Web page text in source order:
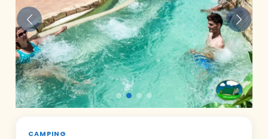
Anterior
CAMPING